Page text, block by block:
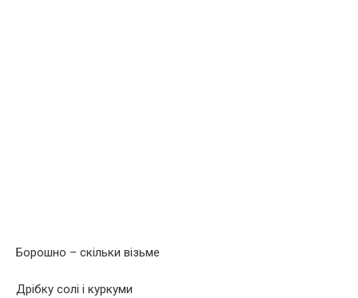
Борошно – скільки візьме
Дрібку солі і куркуми